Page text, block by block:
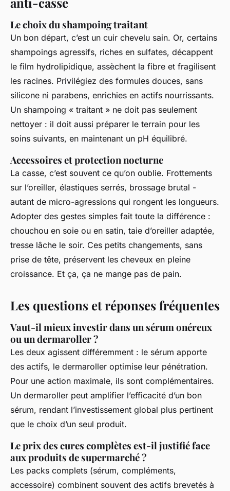
Le choix du shampoing traitant
Un bon départ, c’est un cuir chevelu sain. Or, certains
shampoings agressifs, riches en sulfates, décappent
le film hydrolipidique, assèchent la fibre et fragilisent
les racines. Privilégiez des formules douces, sans
silicone ni parabens, enrichies en actifs nourrissants.
Un shampoing « traitant » ne doit pas seulement
nettoyer : il doit aussi préparer le terrain pour les
soins suivants, en maintenant un pH équilibré.
Accessoires et protection nocturne
La casse, c’est souvent ce qu’on oublie. Frottements
sur l’oreiller, élastiques serrés, brossage brutal -
autant de micro-agressions qui rongent les longueurs.
Adopter des gestes simples fait toute la différence :
chouchou en soie ou en satin, taie d’oreiller adaptée,
tresse lâche le soir. Ces petits changements, sans
prise de tête, préservent les cheveux en pleine
croissance. Et ça, ça ne mange pas de pain.
Les questions et réponses fréquentes
Vaut-il mieux investir dans un sérum onéreux
ou un dermaroller ?
Les deux agissent différemment : le sérum apporte
des actifs, le dermaroller optimise leur pénétration.
Pour une action maximale, ils sont complémentaires.
Un dermaroller peut amplifier l’efficacité d’un bon
sérum, rendant l’investissement global plus pertinent
que le choix d’un seul produit.
Le prix des cures complètes est-il justifié face
aux produits de supermarché ?
Les packs complets (sérum, compléments,
accessoire) combinent souvent des actifs brevetés à